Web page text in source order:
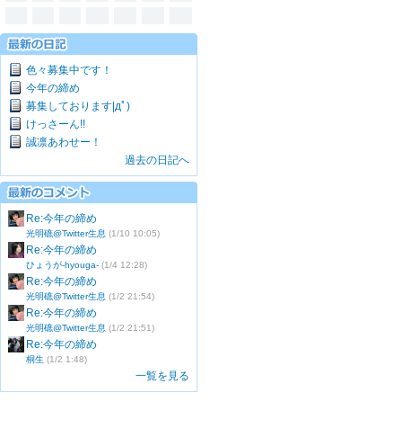
色々募集中です！
今年の締め
募集しております|дﾟ)
けっさーん!!
誠凛あわせー！
過去の日記へ
Re:今年の締め
光明礁@Twitter生息 (1/10 10:05)
Re:今年の締め
ひょうが-hyouga- (1/4 12:28)
Re:今年の締め
光明礁@Twitter生息 (1/2 21:54)
Re:今年の締め
光明礁@Twitter生息 (1/2 21:51)
Re:今年の締め
桐生 (1/2 1:48)
一覧を見る